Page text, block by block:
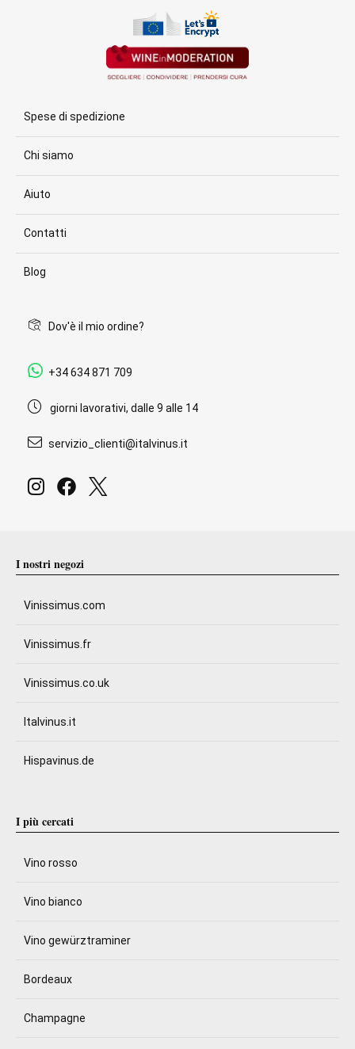
Spese di spedizione
Chi siamo
Aiuto
Contatti
Blog
Dov'è il mio ordine?
+34 634 871 709
giorni lavorativi, dalle 9 alle 14
servizio_clienti@italvinus.it
I nostri negozi
Vinissimus.com
Vinissimus.fr
Vinissimus.co.uk
Italvinus.it
Hispavinus.de
I più cercati
Vino rosso
Vino bianco
Vino gewürztraminer
Bordeaux
Champagne